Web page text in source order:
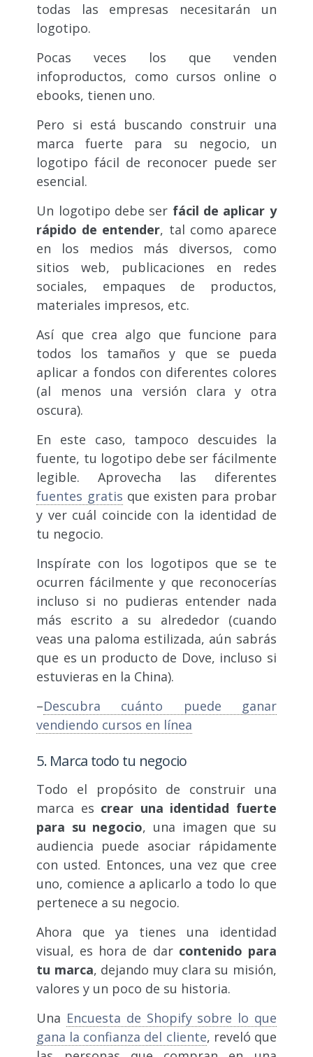
todas las empresas necesitarán un
logotipo.
Pocas veces los que venden
infoproductos, como cursos online o
ebooks, tienen uno.
Pero si está buscando construir una
marca fuerte para su negocio, un
logotipo fácil de reconocer puede ser
esencial.
Un logotipo debe ser fácil de aplicar y
rápido de entender, tal como aparece
en los medios más diversos, como
sitios web, publicaciones en redes
sociales, empaques de productos,
materiales impresos, etc.
Así que crea algo que funcione para
todos los tamaños y que se pueda
aplicar a fondos con diferentes colores
(al menos una versión clara y otra
oscura).
En este caso, tampoco descuides la
fuente, tu logotipo debe ser fácilmente
legible. Aprovecha las diferentes
fuentes gratis que existen para probar
y ver cuál coincide con la identidad de
tu negocio.
Inspírate con los logotipos que se te
ocurren fácilmente y que reconocerías
incluso si no pudieras entender nada
más escrito a su alrededor (cuando
veas una paloma estilizada, aún sabrás
que es un producto de Dove, incluso si
estuvieras en la China).
–Descubra cuánto puede ganar
vendiendo cursos en línea
5. Marca todo tu negocio
Todo el propósito de construir una
marca es crear una identidad fuerte
para su negocio, una imagen que su
audiencia puede asociar rápidamente
con usted. Entonces, una vez que cree
uno, comience a aplicarlo a todo lo que
pertenece a su negocio.
Ahora que ya tienes una identidad
visual, es hora de dar contenido para
tu marca, dejando muy clara su misión,
valores y un poco de su historia.
Una Encuesta de Shopify sobre lo que
gana la confianza del cliente, reveló que